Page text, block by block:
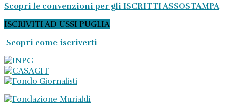
Scopri le convenzioni per gli ISCRITTI ASSOSTAMPA
ISCRIVITI AD USSI PUGLIA
Scopri come iscriverti